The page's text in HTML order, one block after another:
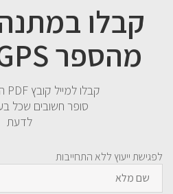
מהספר GPS לעסקים
סופר חשובים שכל
לדעת
לפגישת ייעוץ ללא התחייבות